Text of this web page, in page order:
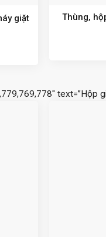
giặt
Thùng,
text=”Hộp